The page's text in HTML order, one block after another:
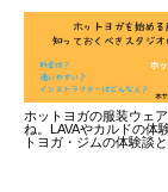
ホットヨガの服装ウェ
ね。LAVAやカルドの体
トヨガ・ジムの体験談